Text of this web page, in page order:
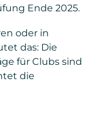
Ende 2025.
oder in
das: Die
für Clubs sind
die